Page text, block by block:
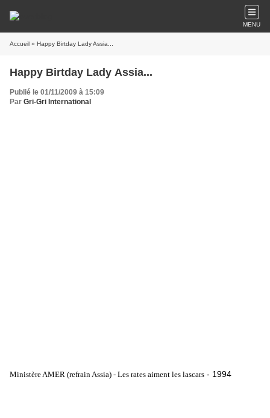
MENU
Accueil » Happy Birtday Lady Assia...
Happy Birtday Lady Assia...
Publié le 01/11/2009 à 15:09
Par Gri-Gri International
Ministère AMER (refrain Assia) - Les rates aiment les lascars - 1994